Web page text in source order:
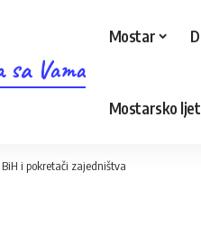
sa Vama
Mostar
Mostarsko
i pokretači zajedništva